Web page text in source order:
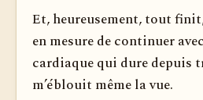
Et, heureusement, tout
en mesure de continuer
cardiaque qui dure depuis
m’éblouit même la vue.